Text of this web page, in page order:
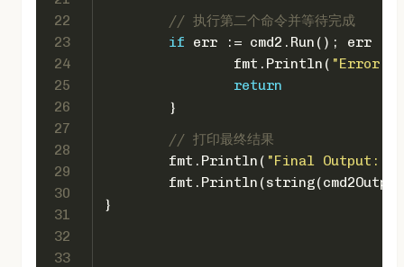
22
23
24
25
26
27
28
29
30
31
32
33
// 执行第二个命令并等待完成
if err := cmd2.Run(); err !=
		fmt.Println(
"Error
return
	}
// 打印最终结果
	fmt.Println(
"Final Output:"
	fmt.Println(
string
}